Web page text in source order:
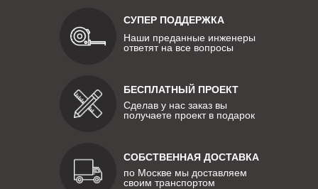
СУПЕР ПОДДЕРЖКА
Наши преданные инженеры
ответят на все вопросы
БЕСПЛАТНЫЙ ПРОЕКТ
Сделав у нас заказ вы
получаете проект в подарок
СОБСТВЕННАЯ ДОСТАВКА
по Москве мы доставляем
своим транспортом